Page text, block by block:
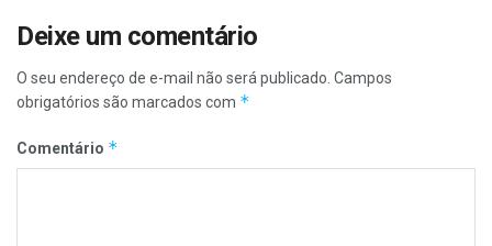
Deixe um comentário
O seu endereço de e-mail não será publicado. Campos
obrigatórios são marcados com *
Comentário *